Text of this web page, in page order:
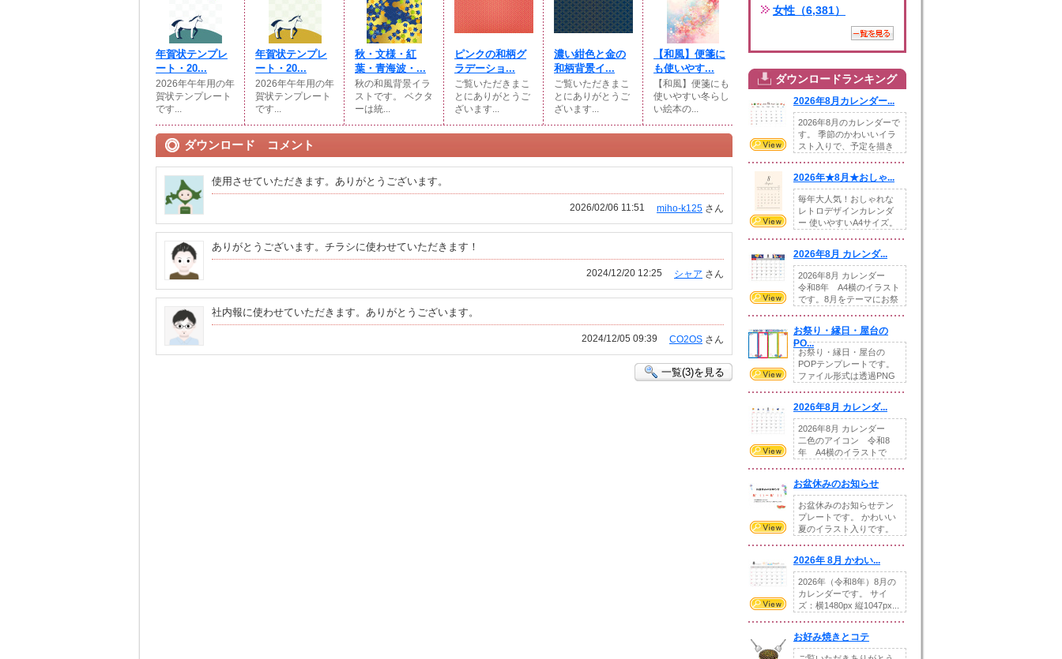
年賀状テンプレ
ート・20...
2026年午年用の年
賀状テンプレート
です...
年賀状テンプレ
ート・20...
2026年午年用の年
賀状テンプレート
です...
秋・文様・紅
葉・青海波・...
秋の和風背景イラ
ストです。 ベクタ
ーは統...
ピンクの和柄グ
ラデーショ...
ご覧いただきまこ
とにありがとうご
ざいます...
濃い紺色と金の
和柄背景イ...
ご覧いただきまこ
とにありがとうご
ざいます...
【和風】便箋に
も使いやす...
【和風】便箋にも
使いやすい冬らし
い絵本の...
ダウンロード コメント
使用させていただきます。ありがとうございます。
miho-k125 さん
2026/02/06 11:51
ありがとうございます。チラシに使わせていただきます！
シャア さん
2024/12/20 12:25
社内報に使わせていただきます。ありがとうございます。
CO2OS さん
2024/12/05 09:39
一覧(3)を見る
女性（6,381）
ダウンロードランキング
2026年8月カレンダー...
2026年8月のカレンダーで
す。 季節のかわいいイラ
スト入りで、予定を描き
2026年★8月★おしゃ...
毎年大人気！おしゃれな
レトロデザインカレンダ
ー 使いやすいA4サイズ。
2026年8月 カレンダ...
2026年8月 カレンダー
令和8年 A4横のイラスト
です。8月をテーマにお祭
お祭り・縁日・屋台の
PO...
お祭り・縁日・屋台の
POPテンプレートです。
ファイル形式は透過PNG
2026年8月 カレンダ...
2026年8月 カレンダー
二色のアイコン 令和8
年 A4横のイラストで
お盆休みのお知らせ
お盆休みのお知らせテン
プレートです。 かわいい
夏のイラスト入りです。
2026年 8月 かわい...
2026年（令和8年）8月の
カレンダーです。 サイ
ズ：横1480px 縦1047px...
お好み焼きとコテ